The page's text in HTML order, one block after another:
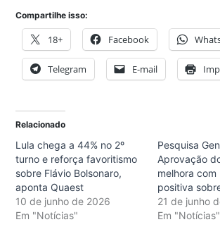
Compartilhe isso:
18+ Facebook
Telegram E-mail
Relacionado
Lula chega a 44% no 2º
turno e reforça favoritismo
sobre Flávio Bolsonaro,
aponta Quaest
10 de junho de 2026
Em "Notícias"
Pesquisa
Aprovação
melhora
positiva
21 de junho
Em "Notícias"